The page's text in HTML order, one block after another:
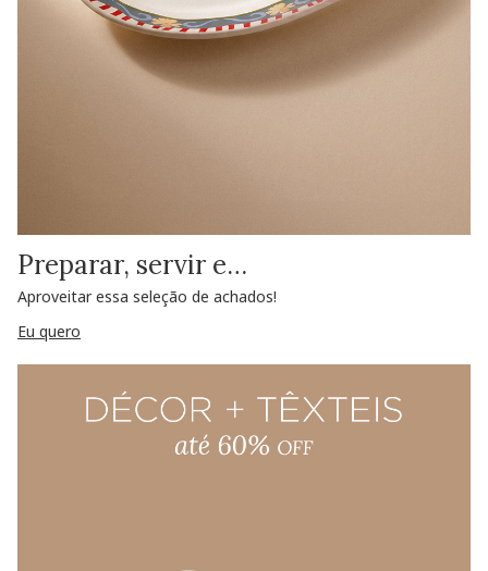
Preparar, servir e…
Aproveitar essa seleção de achados!
Eu quero